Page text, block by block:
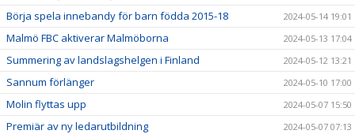
Börja spela innebandy för barn födda 2015-18 2024-05-14 19:01
Malmö FBC aktiverar Malmöborna 2024-05-13 17:04
Summering av landslagshelgen i Finland 2024-05-12 13:21
Sannum förlänger 2024-05-10 17:00
Molin flyttas upp 2024-05-07 15:50
Premiär av ny ledarutbildning 2024-05-07 07:13